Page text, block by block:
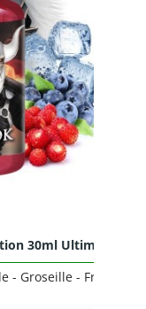
30ml Ultimate...
- Groseille - Frais